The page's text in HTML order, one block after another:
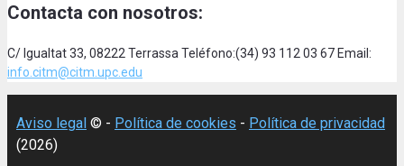
Contacta con nosotros:
C/ Igualtat 33, 08222 Terrassa Teléfono:(34) 93 112 03 67 Email:
info.citm@citm.upc.edu
Aviso legal © - Política de cookies - Política de privacidad
(2026)